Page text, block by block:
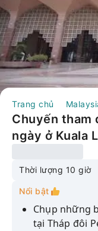
Trang chủ
Chuyến tham
ngày ở Kuala
Thời lượng 10 giờ
Nổi bật
Chụp những
tại Tháp đôi